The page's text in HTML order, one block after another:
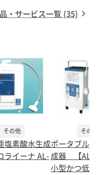
・サービス一覧 (35)
その他
塩素酸水生成
ライーナ AL-
その他
ポータブル強
成器 【AL-
小型かつ低価